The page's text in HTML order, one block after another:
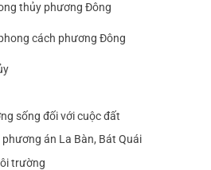
thủy phương Đông
cách phương Đông
sống đối với cuộc đất
án La Bàn, Bát Quái
trường